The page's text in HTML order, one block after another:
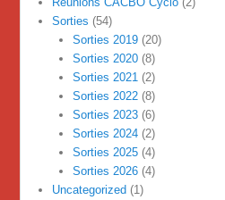
Sorties (54)
Sorties 2019(20)
Sorties 2020(8)
Sorties 2021 (2)
Sorties 2022(8)
Sorties 2023(6)
Sorties 2024(2)
Sorties 2025(4)
Sorties 2026(4)
Uncategorized (1)